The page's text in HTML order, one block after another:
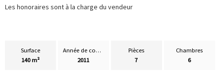
Les honoraires sont à la charge du vendeur
Surface
140 m²
Année de construction
2011
Pièces
7
Chambres
6